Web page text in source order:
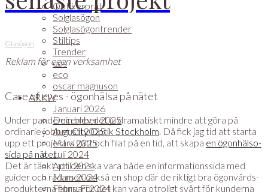
Optikerprat
Solglasögon
Solglasögontrender
Stiltips
Trender
cos
eco
oscar magnuson
ARKIV
Januari 2026
December 2025
Augusti 2025
Mars 2025
Juli 2024
April 2024
Mars 2024
Februari 2024
Glasögon
Reklam för egen verksamhet
Care of eyes - ögonhälsa på nätet
Under pandemin blev det ju dramatiskt mindre att göra på
ordinarie jobbetCity Optik Stockholm. Då fick jag tid att starta
upp ett projekt vi gått och filat på en tid, att skapa en ögonhälso-
sida på nätet.
Det är tänkt att den ska vara både en informationssida med
guider och råd, men också en shop där de riktigt bra ögonvårds-
produkterna finns. För det kan vara otroligt svårt för kunderna